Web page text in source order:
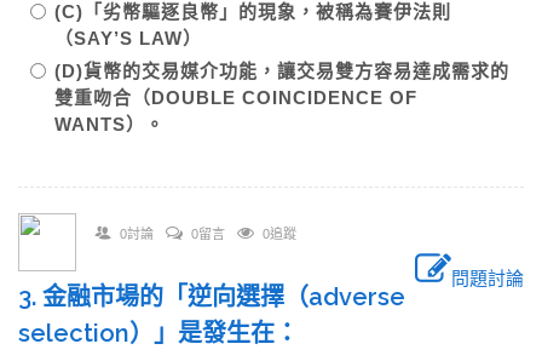
(C)「劣幣驅逐良幣」的現象，被稱為賽伊法則
（SAY’S LAW）
(D)貨幣的交易媒介功能，讓交易雙方容易達成需求的
雙重吻合（DOUBLE COINCIDENCE OF
WANTS）。
0討論 0留言 0追蹤
問題討論
3. 金融市場的「逆向選擇（adverse
selection）」是發生在：